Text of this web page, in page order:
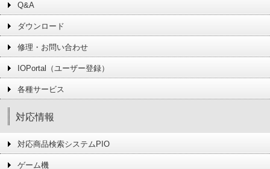
Q&A
ダウンロード
修理・お問い合わせ
IOPortal（ユーザー登録）
各種サービス
対応情報
対応商品検索システムPIO
ゲーム機